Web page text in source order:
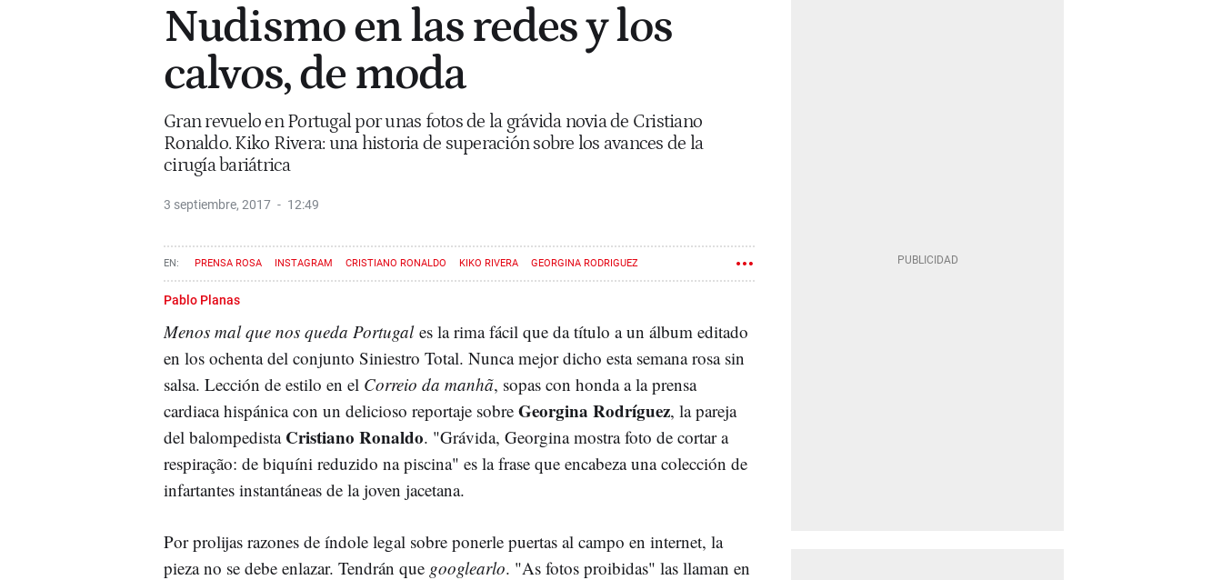
Nudismo en las redes y los
calvos, de moda
Gran revuelo en Portugal por unas fotos de la grávida novia de Cristiano
Ronaldo. Kiko Rivera: una historia de superación sobre los avances de la
cirugía bariátrica
3 septiembre, 2017 12:49
PRENSA ROSA INSTAGRAM CRISTIANO RONALDO KIKO RIVERA GEORGINA RODRIGUEZ
Pablo Planas
Menos mal que nos queda Portugales la rima fácil que da título a un álbum editado
en los ochenta del conjunto Siniestro Total. Nunca mejor dicho esta semana rosa sin
salsa. Lección de estilo en el Correio da manhã, sopas con honda a la prensa
cardiaca hispánica con un delicioso reportaje sobre Georgina Rodríguez, la pareja
del balompedista Cristiano Ronaldo. "Grávida, Georgina mostra foto de cortar a
respiração: de biquíni reduzido na piscina" es la frase que encabeza una colección de
infartantes instantáneas de la joven jacetana.
Por prolijas razones de índole legal sobre ponerle puertas al campo en internet, la
pieza no se debe enlazar. Tendrán que googlearlo. "As fotos proibidas" las llaman en